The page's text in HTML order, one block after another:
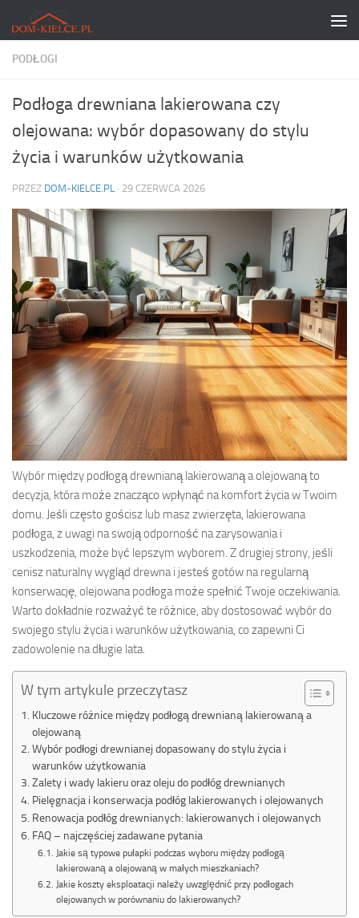
Skip to content
PODŁOGI
Podłoga drewniana lakierowana czy
olejowana: wybór dopasowany do stylu
życia i warunków użytkowania
PRZEZ DOM-KIELCE.PL · 29 CZERWCA 2026
Wybór między podłogą drewnianą lakierowaną a olejowaną to
decyzja, która może znacząco wpłynąć na komfort życia w Twoim
domu. Jeśli często gościsz lub masz zwierzęta, lakierowana
podłoga, z uwagi na swoją odporność na zarysowania i
uszkodzenia, może być lepszym wyborem. Z drugiej strony, jeśli
cenisz naturalny wygląd drewna i jesteś gotów na regularną
konserwację, olejowana podłoga może spełnić Twoje oczekiwania.
Warto dokładnie rozważyć te różnice, aby dostosować wybór do
swojego stylu życia i warunków użytkowania, co zapewni Ci
zadowolenie na długie lata.
W tym artykule przeczytasz
Kluczowe różnice między podłogą drewnianą lakierowaną a
olejowaną
Wybór podłogi drewnianej dopasowany do stylu życia i
warunków użytkowania
Zalety i wady lakieru oraz oleju do podłóg drewnianych
Pielęgnacja i konserwacja podłóg lakierowanych i olejowanych
Renowacja podłóg drewnianych: lakierowanych i olejowanych
FAQ – najczęściej zadawane pytania
Jakie są typowe pułapki podczas wyboru między podłogą
lakierowaną a olejowaną w małych mieszkaniach?
Jakie koszty eksploatacji należy uwzględnić przy podłogach
olejowanych w porównaniu do lakierowanych?